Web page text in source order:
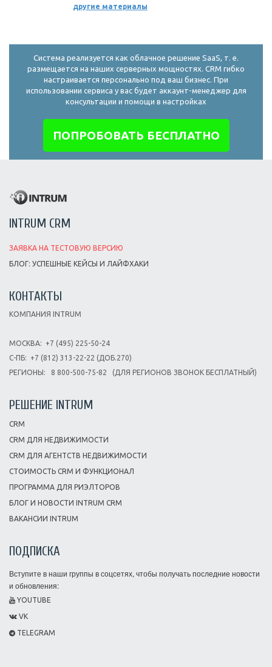
другие материалы
Система реализуется как облачное решение SaaS, т. е.
размещается на наших серверных мощностях. CRM гибко
настраивается персонально под ваш бизнес. При
использовании сервиса у вас будет аккаунт-менеджер для
консультации и помощи в настройках
ПОПРОБОВАТЬ БЕСПЛАТНО
INTRUM CRM
ЗАЯВКА НА ТЕСТОВУЮ ВЕРСИЮ
БЛОГ: УСПЕШНЫЕ КЕЙСЫ И ЛАЙФХАКИ
КОНТАКТЫ
КОМПАНИЯ INTRUM
МОСКВА:
+7 (495) 225-50-24
С-ПБ:
+7 (812) 313-22-22 (ДОБ.270)
РЕГИОНЫ:
8 800-500-75-82 (ДЛЯ РЕГИОНОВ ЗВОНОК БЕСПЛАТНЫЙ)
РЕШЕНИЕ INTRUM
CRM
CRM ДЛЯ НЕДВИЖИМОСТИ
CRM ДЛЯ АГЕНТСТВ НЕДВИЖИМОСТИ
СТОИМОСТЬ CRM И ФУНКЦИОНАЛ
ПРОГРАММА ДЛЯ РИЭЛТОРОВ
БЛОГ И НОВОСТИ INTRUM CRM
ВАКАНСИИ INTRUM
ПОДПИСКА
Вступите в наши группы в соцсетях, чтобы получать последние новости
и обновления:
YOUTUBE
VK
TELEGRAM